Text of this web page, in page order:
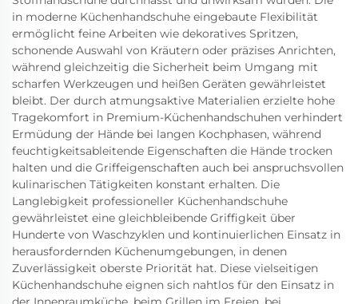
in moderne Küchenhandschuhe eingebaute Flexibilität
ermöglicht feine Arbeiten wie dekoratives Spritzen,
schonende Auswahl von Kräutern oder präzises Anrichten,
während gleichzeitig die Sicherheit beim Umgang mit
scharfen Werkzeugen und heißen Geräten gewährleistet
bleibt. Der durch atmungsaktive Materialien erzielte hohe
Tragekomfort in Premium-Küchenhandschuhen verhindert
Ermüdung der Hände bei langen Kochphasen, während
feuchtigkeitsableitende Eigenschaften die Hände trocken
halten und die Griffeigenschaften auch bei anspruchsvollen
kulinarischen Tätigkeiten konstant erhalten. Die
Langlebigkeit professioneller Küchenhandschuhe
gewährleistet eine gleichbleibende Griffigkeit über
Hunderte von Waschzyklen und kontinuierlichen Einsatz in
herausfordernden Küchenumgebungen, in denen
Zuverlässigkeit oberste Priorität hat. Diese vielseitigen
Küchenhandschuhe eignen sich nahtlos für den Einsatz in